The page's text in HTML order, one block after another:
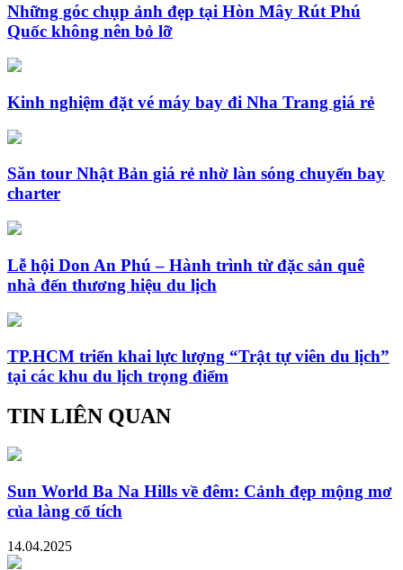
Những góc chụp ảnh đẹp tại Hòn Mây Rút Phú
Quốc không nên bỏ lỡ
Kinh nghiệm đặt vé máy bay đi Nha Trang giá rẻ
Săn tour Nhật Bản giá rẻ nhờ làn sóng chuyến bay
charter
Lễ hội Don An Phú – Hành trình từ đặc sản quê
nhà đến thương hiệu du lịch
TP.HCM triển khai lực lượng “Trật tự viên du lịch”
tại các khu du lịch trọng điểm
TIN LIÊN QUAN
Sun World Ba Na Hills về đêm: Cảnh đẹp mộng mơ
của làng cổ tích
14.04.2025